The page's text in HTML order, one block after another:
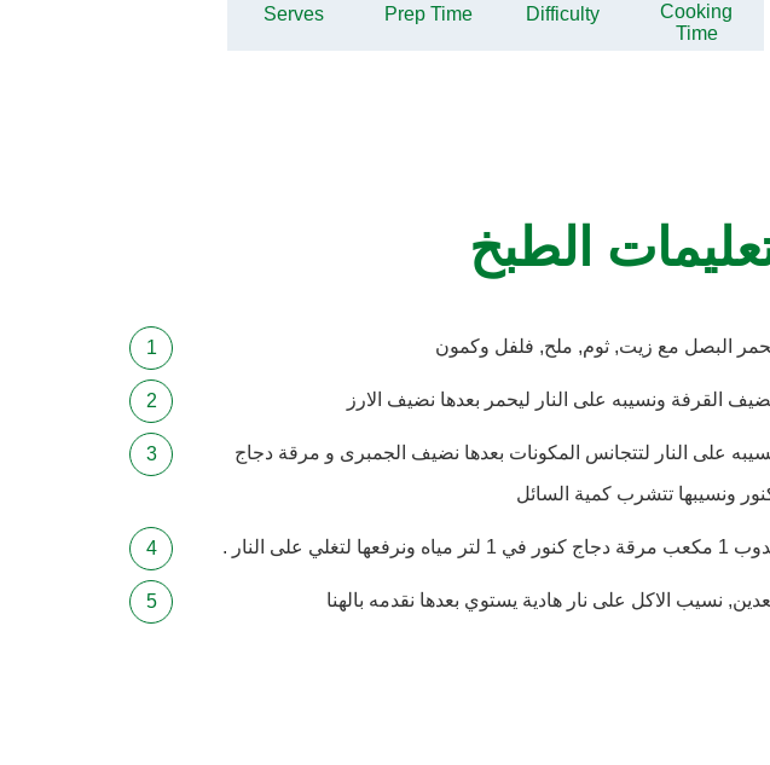
Cooking
Time
Difficulty
Prep Time
Serves
الطبخ
البصل مع زيت, ثوم, ملح, فلفل وكمون
القرفة ونسيبه على النار ليحمر بعدها نضيف الارز
على النار لتتجانس المكونات بعدها نضيف الجمبرى و مرقة دجاج
ونسيبها تتشرب كمية السائل
دجاج كنور في 1 لتر مياه ونرفعها لتغلي على النار .
نسيب الاكل على نار هادية يستوي بعدها نقدمه بالهنا